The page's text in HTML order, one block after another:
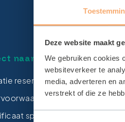
Deze website maakt
We gebruiken cookies
websiteverkeer te
media, adverteren en
verstrekt of die ze
Toestemmingsselectie
naar
reserveren
sporthallen